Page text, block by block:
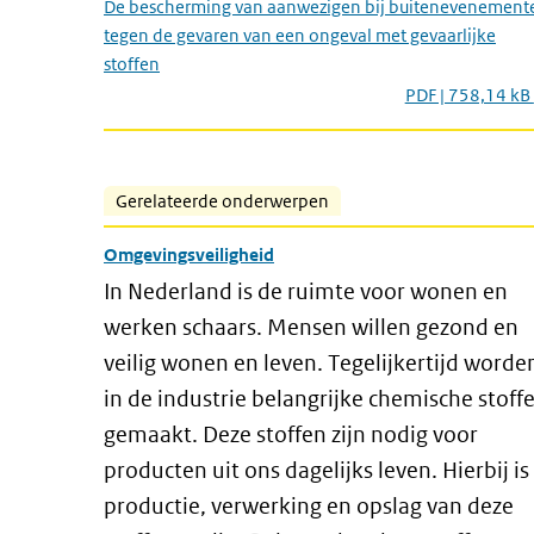
De bescherming van aanwezigen bij
tegen de gevaren van een ongeval met gevaarlijke
stoffen
PDF | 758,14 kB
Gerelateerde onderwerpen
Omgevingsveiligheid
In Nederland is de ruimte voor wonen en
werken schaars. Mensen willen gezond en
veilig wonen en leven. Tegelijkertijd
in de industrie belangrijke chemische
gemaakt. Deze stoffen zijn nodig voor
producten uit ons dagelijks leven. Hierbij is
productie, verwerking en opslag van deze